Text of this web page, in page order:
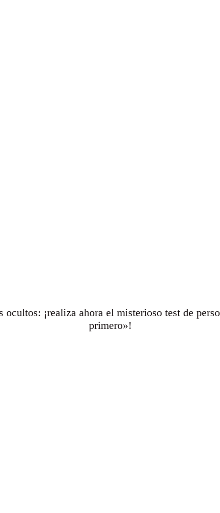
ocultos: ¡realiza ahora el misterioso test de
primero»!